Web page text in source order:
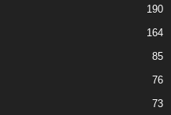
190
164
85
76
73